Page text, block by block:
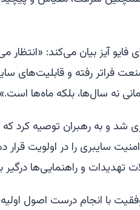
فایو آیز بیان می‌کند:
فراتر رفته و قابلیت‌های
نه سال‌ها، بلکه ماه‌ها است.»
شد و به رهبران توصیه کرد که
سایبری را در اولویت قرار
تهدیدات و راهنمایی‌ها درگیر
با انجام درست اصول